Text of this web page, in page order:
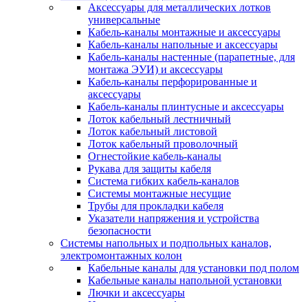
Аксессуары для металлических лотков
универсальные
Кабель-каналы монтажные и аксессуары
Кабель-каналы напольные и аксессуары
Кабель-каналы настенные (парапетные, для
монтажа ЭУИ) и аксессуары
Кабель-каналы перфорированные и
аксессуары
Кабель-каналы плинтусные и аксессуары
Лоток кабельный лестничный
Лоток кабельный листовой
Лоток кабельный проволочный
Огнестойкие кабель-каналы
Рукава для защиты кабеля
Система гибких кабель-каналов
Системы монтажные несущие
Трубы для прокладки кабеля
Указатели напряжения и устройства
безопасности
Системы напольных и подпольных каналов,
электромонтажных колон
Кабельные каналы для установки под полом
Кабельные каналы напольной установки
Лючки и аксессуары